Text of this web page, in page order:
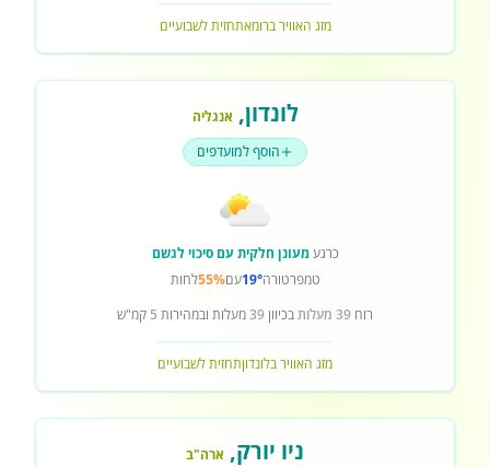
מזג האוויר ברומאתחזית לשבועיים
לונדון, אנגליה
הוסף למועדפים
כרגעמעונן חלקית עם סיכוי לגשם
טמפרטורה19°עם55%לחות
רוח 39 מעלות בכיוון39מעלות ובמהירות 5 קמ"ש
מזג האוויר בלונדוןתחזית לשבועיים
ניו יורק, ארה"ב